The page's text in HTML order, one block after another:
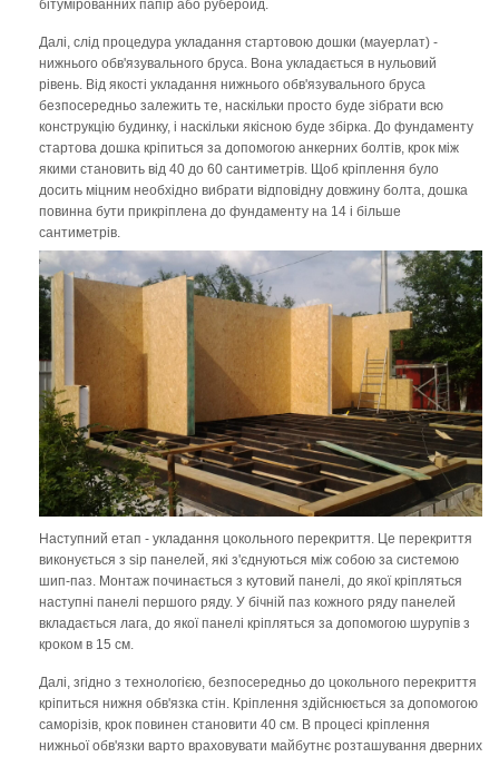
бітумірованних папір або руберойд.
Далі, слід процедура укладання стартовою дошки (мауерлат) -
нижнього обв'язувального бруса. Вона укладається в нульовий
рівень. Від якості укладання нижнього обв'язувального бруса
безпосередньо залежить те, наскільки просто буде зібрати всю
конструкцію будинку, і наскільки якісною буде збірка. До фундаменту
стартова дошка кріпиться за допомогою анкерних болтів, крок між
якими становить від 40 до 60 сантиметрів. Щоб кріплення було
досить міцним необхідно вибрати відповідну довжину болта, дошка
повинна бути прикріплена до фундаменту на 14 і більше
сантиметрів.
Наступний етап - укладання цокольного перекриття. Це перекриття
виконується з sip панелей, які з'єднуються між собою за системою
шип-паз. Монтаж починається з кутовий панелі, до якої кріпляться
наступні панелі першого ряду. У бічній паз кожного ряду панелей
вкладається лага, до якої панелі кріпляться за допомогою шурупів з
кроком в 15 см.
Далі, згідно з технологією, безпосередньо до цокольного перекриття
кріпиться нижня обв'язка стін. Кріплення здійснюється за допомогою
саморізів, крок повинен становити 40 см. В процесі кріплення
нижньої обв'язки варто враховувати майбутнє розташування дверних